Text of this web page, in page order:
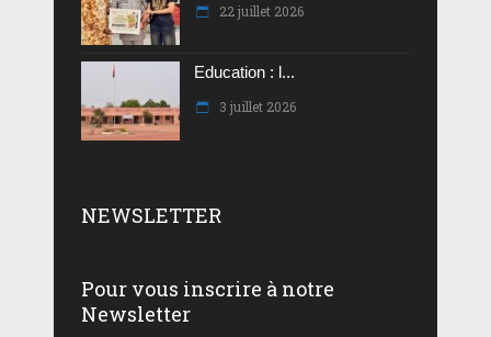
22 juillet 2026
Education : l...
3 juillet 2026
NEWSLETTER
Pour vous inscrire à notre
Newsletter